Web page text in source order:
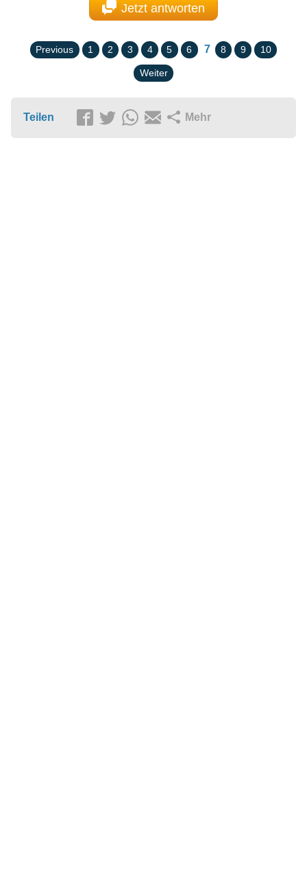
Jetzt antworten
Previous 1 2 3 4 5 6 7 8 9 10
Weiter
Teilen Mehr